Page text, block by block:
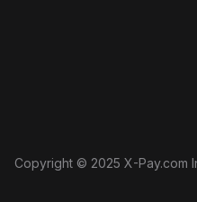
Copyright © 2025 X-Pay.com